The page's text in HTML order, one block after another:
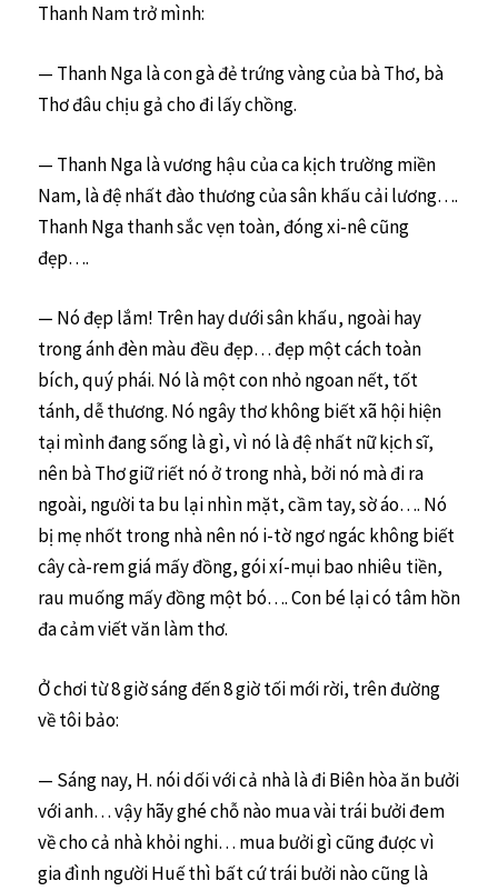
Thanh Nam trở mình:
— Thanh Nga là con gà đẻ trứng vàng của bà Thơ, bà
Thơ đâu chịu gả cho đi lấy chồng.
— Thanh Nga là vương hậu của ca kịch trường miền
Nam, là đệ nhất đào thương của sân khấu cải lương….
Thanh Nga thanh sắc vẹn toàn, đóng xi-nê cũng
đẹp….
— Nó đẹp lắm! Trên hay dưới sân khấu, ngoài hay
trong ánh đèn màu đều đẹp… đẹp một cách toàn
bích, quý phái. Nó là một con nhỏ ngoan nết, tốt
tánh, dễ thương. Nó ngây thơ không biết xã hội hiện
tại mình đang sống là gì, vì nó là đệ nhất nữ kịch sĩ,
nên bà Thơ giữ riết nó ở trong nhà, bởi nó mà đi ra
ngoài, người ta bu lại nhìn mặt, cầm tay, sờ áo…. Nó
bị mẹ nhốt trong nhà nên nó i-tờ ngơ ngác không biết
cây cà-rem giá mấy đồng, gói xí-mụi bao nhiêu tiền,
rau muống mấy đồng một bó…. Con bé lại có tâm hồn
đa cảm viết văn làm thơ.
Ở chơi từ 8 giờ sáng đến 8 giờ tối mới rời, trên đường
về tôi bảo:
— Sáng nay, H. nói dối với cả nhà là đi Biên hòa ăn bưởi
với anh… vậy hãy ghé chỗ nào mua vài trái bưởi đem
về cho cả nhà khỏi nghi… mua bưởi gì cũng được vì
gia đình người Huế thì bất cứ trái bưởi nào cũng là